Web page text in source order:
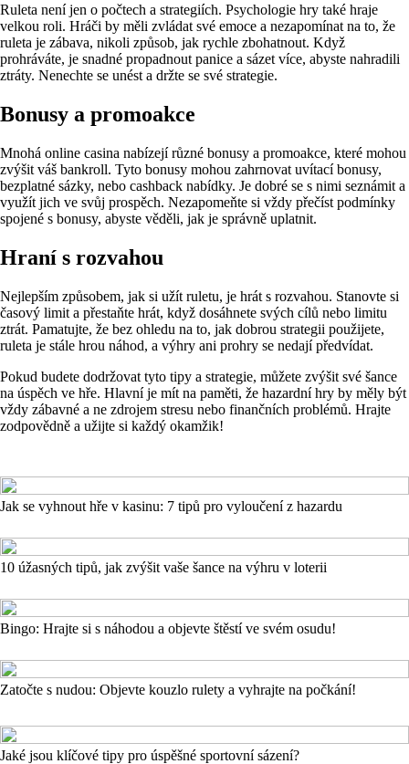
Ruleta není jen o počtech a strategiích. Psychologie hry také hraje
velkou roli. Hráči by měli zvládat své emoce a nezapomínat na to, že
ruleta je zábava, nikoli způsob, jak rychle zbohatnout. Když
prohráváte, je snadné propadnout panice a sázet více, abyste nahradili
ztráty. Nenechte se unést a držte se své strategie.
Bonusy a promoakce
Mnohá online casina nabízejí různé bonusy a promoakce, které mohou
zvýšit váš bankroll. Tyto bonusy mohou zahrnovat uvítací bonusy,
bezplatné sázky, nebo cashback nabídky. Je dobré se s nimi seznámit a
využít jich ve svůj prospěch. Nezapomeňte si vždy přečíst podmínky
spojené s bonusy, abyste věděli, jak je správně uplatnit.
Hraní s rozvahou
Nejlepším způsobem, jak si užít ruletu, je hrát s rozvahou. Stanovte si
časový limit a přestaňte hrát, když dosáhnete svých cílů nebo limitu
ztrát. Pamatujte, že bez ohledu na to, jak dobrou strategii použijete,
ruleta je stále hrou náhod, a výhry ani prohry se nedají předvídat.
Pokud budete dodržovat tyto tipy a strategie, můžete zvýšit své šance
na úspěch ve hře. Hlavní je mít na paměti, že hazardní hry by měly být
vždy zábavné a ne zdrojem stresu nebo finančních problémů. Hrajte
zodpovědně a užijte si každý okamžik!
Jak se vyhnout hře v kasinu: 7 tipů pro vyloučení z hazardu
10 úžasných tipů, jak zvýšit vaše šance na výhru v loterii
Bingo: Hrajte si s náhodou a objevte štěstí ve svém osudu!
Zatočte s nudou: Objevte kouzlo rulety a vyhrajte na počkání!
Jaké jsou klíčové tipy pro úspěšné sportovní sázení?